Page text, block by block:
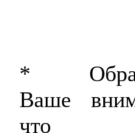
*
Ваше
что